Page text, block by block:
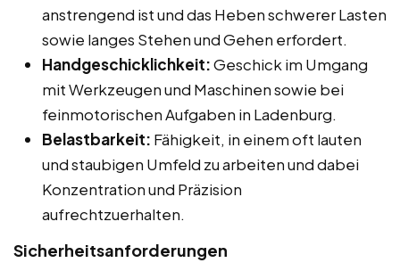
anstrengend ist und das Heben schwerer Lasten
sowie langes Stehen und Gehen erfordert.
Handgeschicklichkeit:Geschick im Umgang
mit Werkzeugen und Maschinen sowie bei
feinmotorischen Aufgaben in Ladenburg.
Belastbarkeit: Fähigkeit, in einem oft lauten
und staubigen Umfeld zu arbeiten und dabei
Konzentration und Präzision
aufrechtzuerhalten.
Sicherheitsanforderungen